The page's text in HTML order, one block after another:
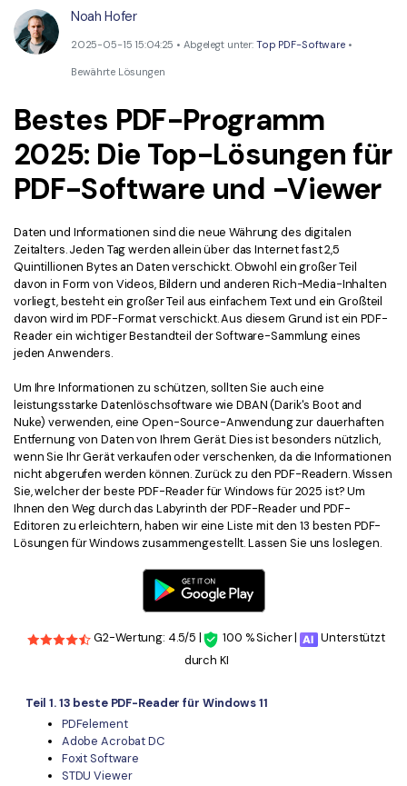
PDF-Daten extrahieren
PDF freigeben
eSign PDFs rechtmäßig Neu
Branchen
Bildung
IT-Dienstleistung
Rechtliches
Gesundheitswesen
Finanzen
Regierung
Veröffentlichung
Freiberufler
Alle PDF-Funktionen
Was ist NEU
Benutzerhandbuch
PDFelement für Windows
PDFelement für Mac
PDFelement für iOS
Mehr erfahren
Bewertungen
Sehen Sie, was unsere Nutzer sagen.
Kostenlose PDF-Vorlagen
PDF-Wissen
PDF-bezogene Informationen, die Sie benötigen.
Download-Zentrum
Laden Sie die leistungsstärksten und einfachsten PDF-Tools
Noah Hofer
2025-05-15 15:04:25 • Abgelegt unter: Top PDF-Software•
Bewährte Lösungen
Bestes PDF-Programm
2025: Die Top-Lösungen für
PDF-Software und -Viewer
Daten und Informationen sind die neue Währung des digitalen
Zeitalters. Jeden Tag werden allein über das Internet fast 2,5
Quintillionen Bytes an Daten verschickt. Obwohl ein großer Teil
davon in Form von Videos, Bildern und anderen Rich-Media-Inhalten
vorliegt, besteht ein großer Teil aus einfachem Text und ein Großteil
davon wird im PDF-Format verschickt. Aus diesem Grund ist ein PDF-
Reader ein wichtiger Bestandteil der Software-Sammlung eines
jeden Anwenders.
Um Ihre Informationen zu schützen, sollten Sie auch eine
leistungsstarke Datenlöschsoftware wie DBAN (Darik's Boot and
Nuke) verwenden, eine Open-Source-Anwendung zur dauerhaften
Entfernung von Daten von Ihrem Gerät. Dies ist besonders nützlich,
wenn Sie Ihr Gerät verkaufen oder verschenken, da die Informationen
nicht abgerufen werden können. Zurück zu den PDF-Readern. Wissen
Sie, welcher der beste PDF-Reader für Windows für 2025 ist? Um
Ihnen den Weg durch das Labyrinth der PDF-Reader und PDF-
Editoren zu erleichtern, haben wir eine Liste mit den 13 besten PDF-
Lösungen für Windows zusammengestellt. Lassen Sie uns loslegen.
G2-Wertung: 4.5/5 | 100 % Sicher |
Unterstützt
durch KI
Teil 1. 13 beste PDF-Reader für Windows 11
PDFelement
Adobe Acrobat DC
Foxit Software
STDU Viewer